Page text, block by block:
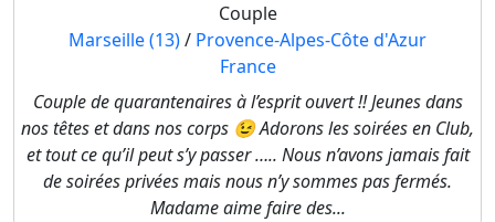
Couple
Marseille (13)/ Provence-Alpes-Côte d'Azur
France
Couple de quarantenaires à l’esprit ouvert !! Jeunes dans
nos têtes et dans nos corps 😉 Adorons les soirées en Club,
et tout ce qu’il peut s’y passer ….. Nous n’avons jamais fait
de soirées privées mais nous n’y sommes pas fermés.
Madame aime faire des...